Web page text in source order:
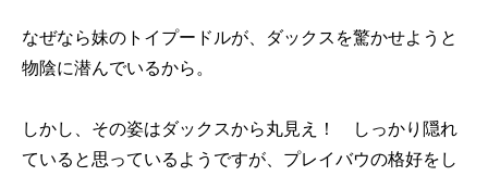
なぜなら妹のトイプードルが、ダックスを驚かせようと
物陰に潜んでいるから。
しかし、その姿はダックスから丸見え！ しっかり隠れ
ていると思っているようですが、プレイバウの格好をし